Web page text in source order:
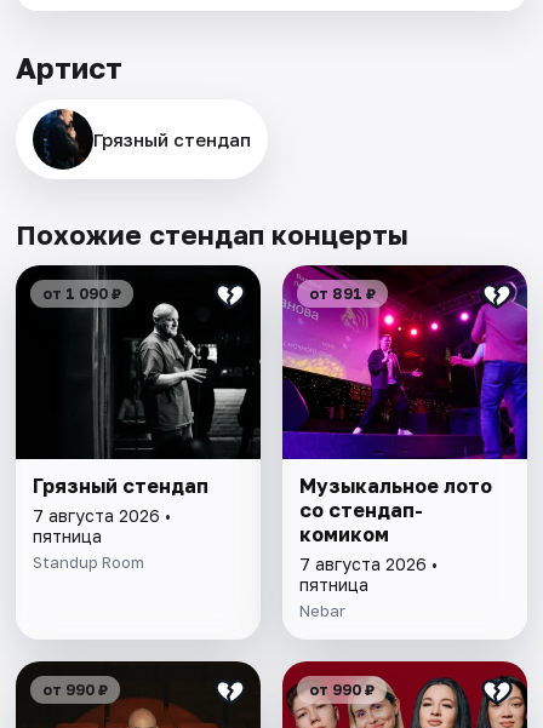
Артист
Грязный стендап
Похожие стендап концерты
от 1 090 ₽
Грязный стендап
7 августа 2026 •
пятница
Standup Room
от 891 ₽
Музыкальное лото
со стендап-
комиком
7 августа 2026 •
пятница
Nebar
от 990 ₽ от 990 ₽